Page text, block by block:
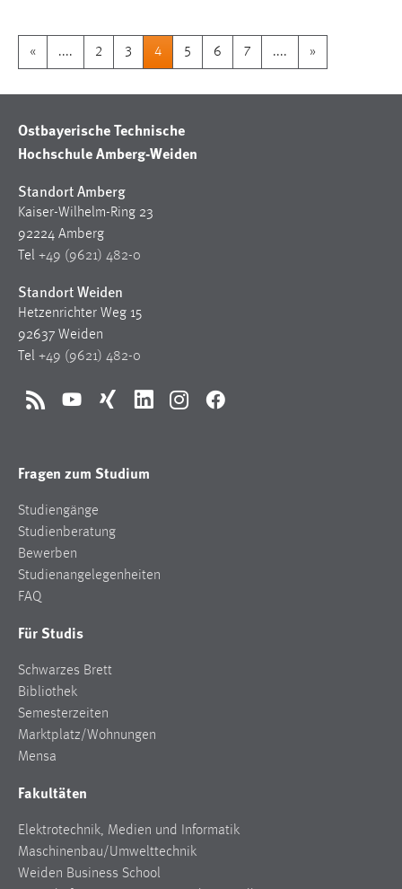
« .... 2 3 4 5 6 7 .... »
Ostbayerische Technische
Hochschule Amberg-Weiden
Standort Amberg
Kaiser-Wilhelm-Ring 23
92224 Amberg
Tel +49 (9621) 482-0
Standort Weiden
Hetzenrichter Weg 15
92637 Weiden
Tel +49 (9621) 482-0
RSS YouTubeXing LinkedInInstagramFacebook
Fragen zum Studium
Studiengänge
Studienberatung
Bewerben
Studienangelegenheiten
FAQ
Für Studis
Schwarzes Brett
Bibliothek
Semesterzeiten
Marktplatz/Wohnungen
Mensa
Fakultäten
Elektrotechnik, Medien und Informatik
Maschinenbau/Umwelttechnik
Weiden Business School